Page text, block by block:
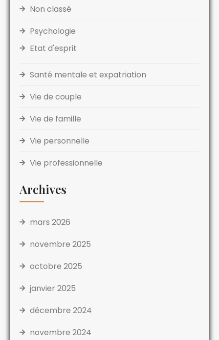
Non classé
Psychologie
Etat d'esprit
Santé mentale et expatriation
Vie de couple
Vie de famille
Vie personnelle
Vie professionnelle
Archives
mars 2026
novembre 2025
octobre 2025
janvier 2025
décembre 2024
novembre 2024